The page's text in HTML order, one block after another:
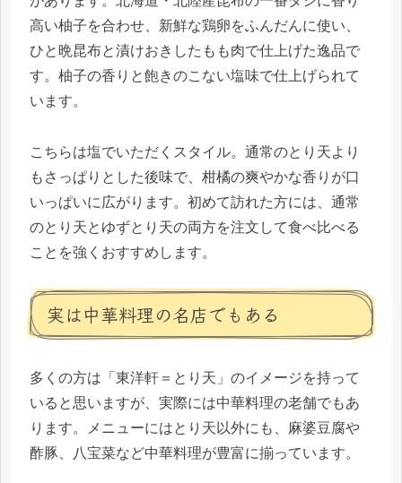
高い柚子を合わせ、新鮮な鶏卵をふんだんに使い、
ひと晩昆布と漬けおきしたもも肉で仕上げた逸品で
す。柚子の香りと飽きのこない塩味で仕上げられて
います。
こちらは塩でいただくスタイル。通常のとり天より
もさっぱりとした後味で、柑橘の爽やかな香りが口
いっぱいに広がります。初めて訪れた方には、通常
のとり天とゆずとり天の両方を注文して食べ比べる
ことを強くおすすめします。
実は中華料理の名店でもある
多くの方は「東洋軒＝とり天」のイメージを持って
いると思いますが、実際には中華料理の老舗でもあ
ります。メニューにはとり天以外にも、麻婆豆腐や
酢豚、八宝菜など中華料理が豊富に揃っています。